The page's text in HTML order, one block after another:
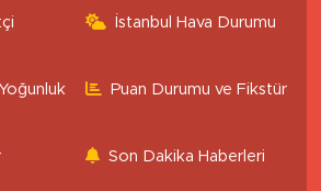
İstanbul Hava Durumu
Puan Durumu ve Fikstür
Son Dakika Haberleri